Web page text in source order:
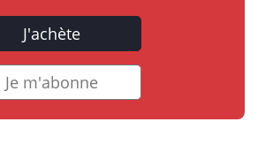
J'achète
Je m'abonne